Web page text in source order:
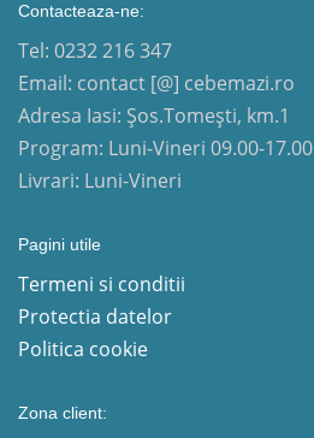
Contacteaza-ne:
Tel: 0232 216 347
Email: contact [@] cebemazi.ro
Adresa Iasi: Șos.Tomești, km.1
Program: Luni-Vineri 09.00-17.00
Livrari: Luni-Vineri
Pagini utile
Termeni si conditii
Protectia datelor
Politica cookie
Zona client: